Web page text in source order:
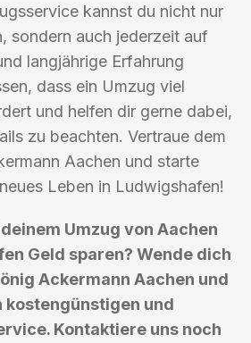
kannst du nicht nur
sondern auch jederzeit auf
langjährige Erfahrung
dass ein Umzug viel
und helfen dir gerne dabei,
zu beachten. Vertraue dem
Aachen und starte
Leben in Ludwigshafen!
Umzug von Aachen
Geld sparen? Wende dich
Ackermann Aachen und
kostengünstigen und
Kontaktiere uns noch